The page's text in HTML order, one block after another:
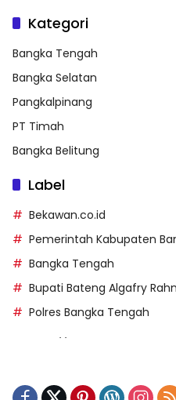
Kategori
Bangka Tengah
Bangka Selatan
Pangkalpinang
PT Timah
Bangka Belitung
Label
Bekawan.co.id
Pemerintah Kabupaten
Bangka Tengah
Bupati Bateng Algafry
Polres Bangka Tengah
https://